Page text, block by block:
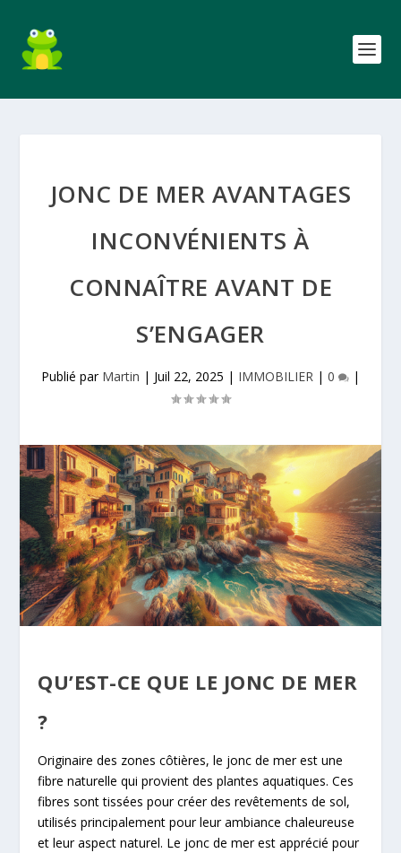
JONC DE MER AVANTAGES
INCONVÉNIENTS À
CONNAÎTRE AVANT DE
S’ENGAGER
Publié par Martin | Juil 22, 2025 | IMMOBILIER | 0 |
QU’EST-CE QUE LE JONC DE MER
?
Originaire des zones côtières, le jonc de mer est une
fibre naturelle qui provient des plantes aquatiques. Ces
fibres sont tissées pour créer des revêtements de sol,
utilisés principalement pour leur ambiance chaleureuse
et leur aspect naturel. Le jonc de mer est apprécié pour